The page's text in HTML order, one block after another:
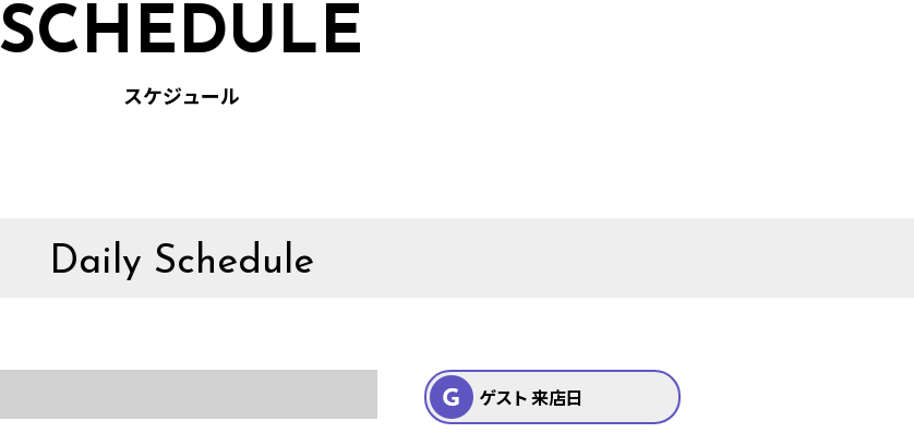
SCHEDULE
スケジュール
Daily Schedule
ゲスト 来店日